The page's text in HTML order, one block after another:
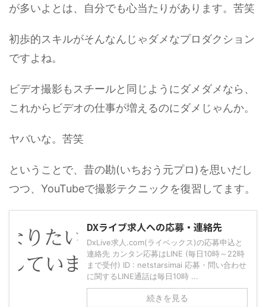
が多いよとは、自分でも心当たりがあります。苦笑
初歩的スキルがそんなんじゃダメなプロダクション
ですよね。
ビデオ撮影もスチールと同じようにダメダメなら、
これからビデオの仕事が増えるのにダメじゃんか。
ヤバいな。苦笑
ということで、昔の勘(いちおう元プロ)を思いだし
つつ、YouTubeで撮影テクニックを復習してます。
DXライブ求人への応募・連絡先
DxLive求人.com(ライベックス)の応募申込と
連絡先 カンタン応募はLINE (毎日10時～22時
まで受付) ID : netstarsimai 応募・問い合わせ
に関するLINE通話は毎日10時 ...
続きを見る